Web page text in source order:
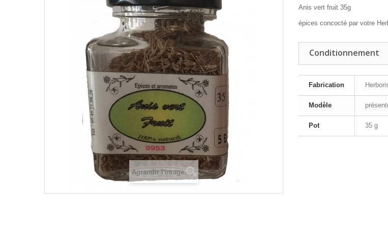
Agrandir l'image
Anis vert fruit 35g
épices concocté par votre
Conditionnement
Fabrication
Modèle
Pot 35 g